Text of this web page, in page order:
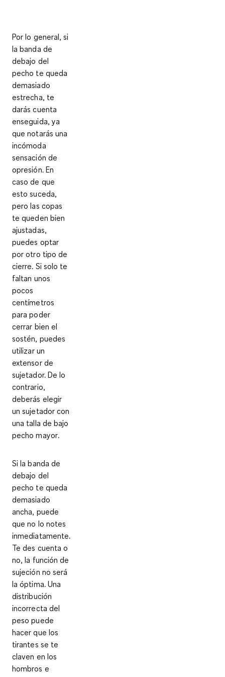
Por lo general,si
la banda de
debajo del
pecho te queda
demasiado
estrecha, te
darás cuenta
enseguida, ya
que notarás una
incómoda
sensación de
opresión. En
caso de que
esto suceda,
pero las copas
te queden bien
ajustadas,
puedes optar
porotro tipo de
cierre. Si solo te
faltan unos
pocos
centímetros
para poder
cerrar bien el
sostén, puedes
utilizar un
extensor de
sujetador. De lo
contrario,
deberás elegir
un sujetador con
una talla de bajo
pecho mayor.
Si la banda de
debajo del
pecho te queda
demasiado
ancha, puede
que no lo notes
inmediatamente.
Te des cuenta o
no, la función de
sujeción no será
la óptima. Una
distribución
incorrecta del
peso puede
hacer que los
tirantes se te
claven en los
hombros e